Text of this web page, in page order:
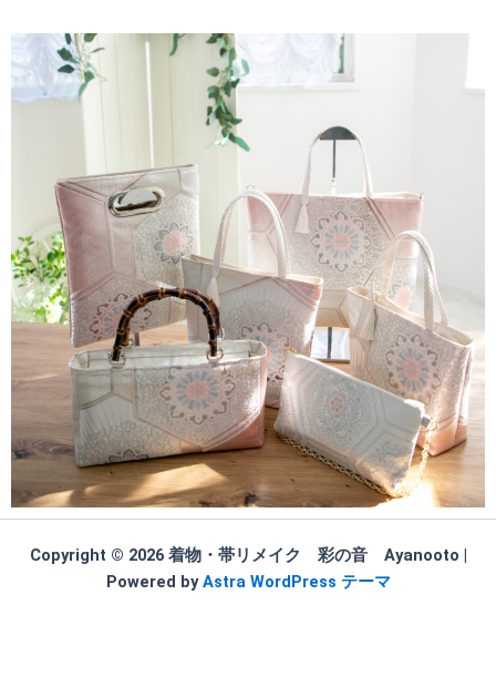
Copyright © 2026 着物・帯リメイク 彩の音 Ayanooto |
Powered byAstra WordPress テーマ